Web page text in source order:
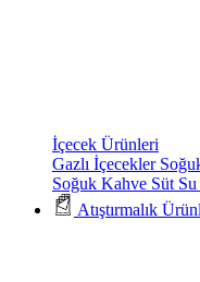
İçecek Ürünleri
Gazlı İçecekler
Soğuk Kahve Süt Su
Atıştırmalık